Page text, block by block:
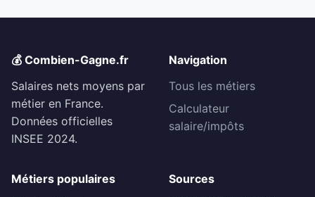
💰 Combien-Gagne.fr
Salaires nets moyens par
métier en France.
Données officielles
INSEE 2024.
Navigation
Tous les métiers
Calculateur
salaire/impôts
Métiers populaires
Sources